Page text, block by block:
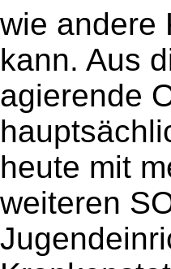
wie andere
kann. Aus
agierende
heute mit
weiteren